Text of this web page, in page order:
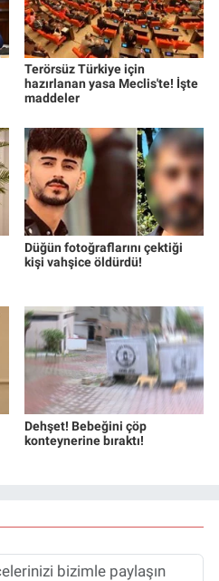
Terörsüz Türkiye için
hazırlanan yasa Meclis'te! İşte
maddeler
Düğün fotoğraflarını çektiği
kişi vahşice öldürdü!
Dehşet! Bebeğini çöp
konteynerine bıraktı!